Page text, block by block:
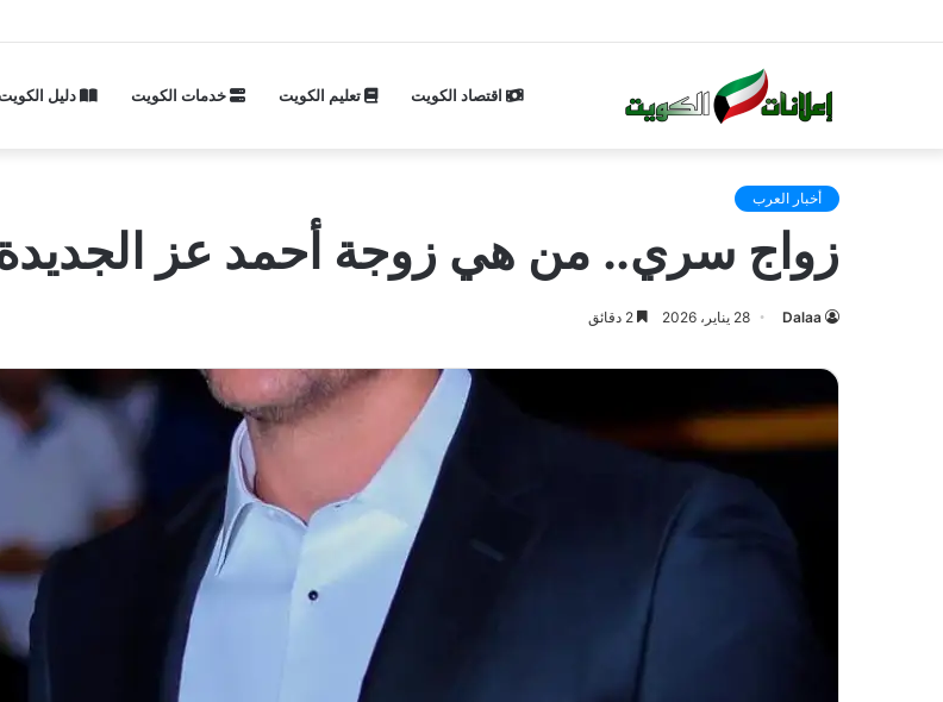
اقتصاد الكويت تعليم الكويت خدمات الكويت دليل
أخبار العرب
زواج سري.. من هي زوجة أحمد عز الجديدة
Dalaa 28 يناير، 2026